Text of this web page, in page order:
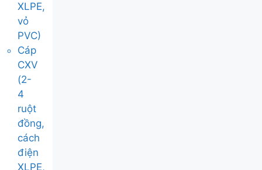
XLPE,
vỏ
PVC)
Cáp
CXV
(2-
4
ruột
đồng,
cách
điện
XLPE,